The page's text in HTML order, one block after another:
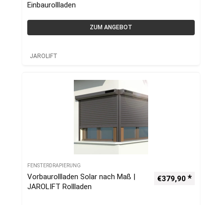
Einbaurollladen
ZUM ANGEBOT
JAROLIFT
FENSTERDRAPIERUNG
Vorbaurollladen Solar nach Maß |
JAROLIFT Rollladen
€379,90